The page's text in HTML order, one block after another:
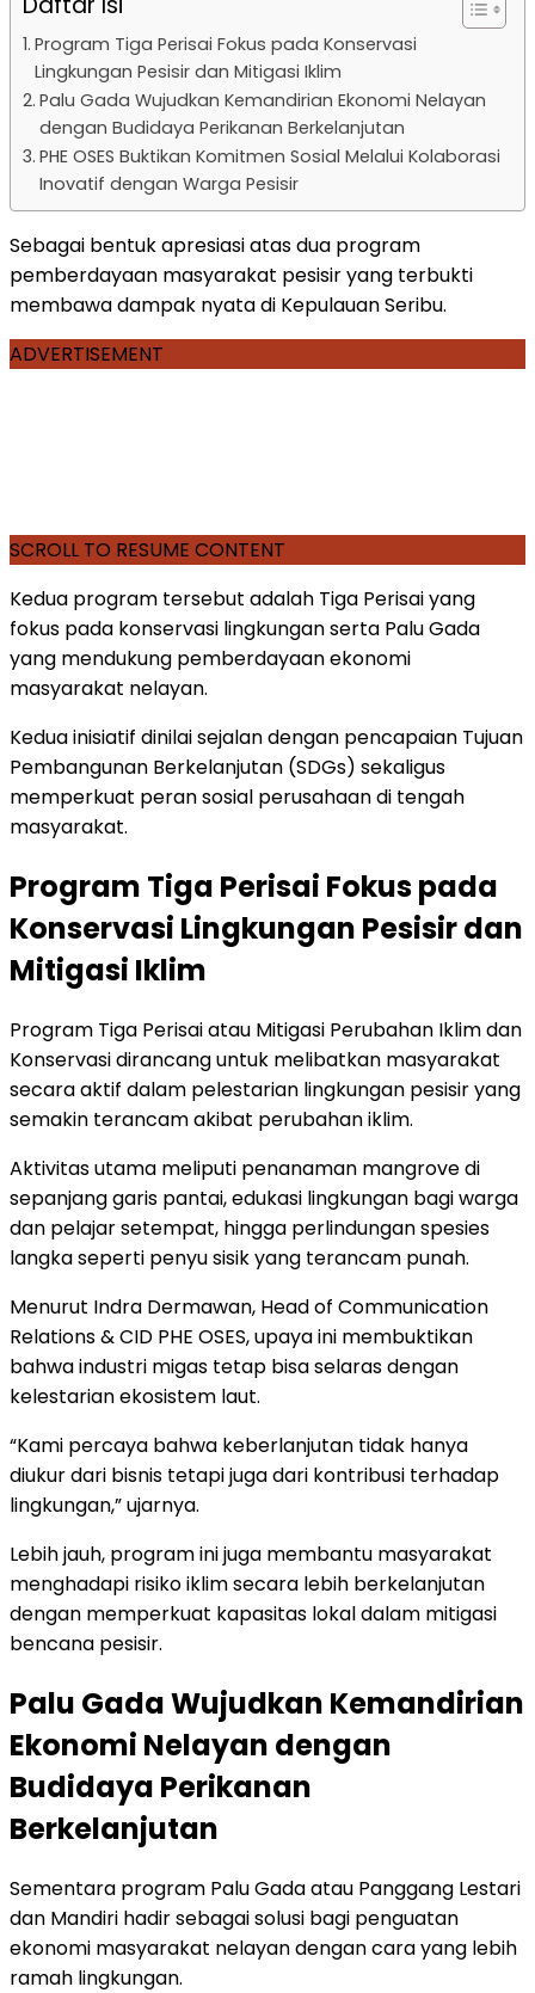
Program Tiga Perisai Fokus pada Konservasi
Lingkungan Pesisir dan Mitigasi Iklim
Palu Gada Wujudkan Kemandirian Ekonomi Nelayan
dengan Budidaya Perikanan Berkelanjutan
PHE OSES Buktikan Komitmen Sosial Melalui Kolaborasi
Inovatif dengan Warga Pesisir
Sebagai bentuk apresiasi atas dua program
pemberdayaan masyarakat pesisir yang terbukti
membawa dampak nyata di Kepulauan Seribu.
ADVERTISEMENT
SCROLL TO RESUME CONTENT
Kedua program tersebut adalah Tiga Perisai yang
fokus pada konservasi lingkungan serta Palu Gada
yang mendukung pemberdayaan ekonomi
masyarakat nelayan.
Kedua inisiatif dinilai sejalan dengan pencapaian Tujuan
Pembangunan Berkelanjutan (SDGs) sekaligus
memperkuat peran sosial perusahaan di tengah
masyarakat.
Program Tiga Perisai Fokus pada
Konservasi Lingkungan Pesisir dan
Mitigasi Iklim
Program Tiga Perisai atau Mitigasi Perubahan Iklim dan
Konservasi dirancang untuk melibatkan masyarakat
secara aktif dalam pelestarian lingkungan pesisir yang
semakin terancam akibat perubahan iklim.
Aktivitas utama meliputi penanaman mangrove di
sepanjang garis pantai, edukasi lingkungan bagi warga
dan pelajar setempat, hingga perlindungan spesies
langka seperti penyu sisik yang terancam punah.
Menurut Indra Dermawan, Head of Communication
Relations & CID PHE OSES, upaya ini membuktikan
bahwa industri migas tetap bisa selaras dengan
kelestarian ekosistem laut.
“Kami percaya bahwa keberlanjutan tidak hanya
diukur dari bisnis tetapi juga dari kontribusi terhadap
lingkungan,” ujarnya.
Lebih jauh, program ini juga membantu masyarakat
menghadapi risiko iklim secara lebih berkelanjutan
dengan memperkuat kapasitas lokal dalam mitigasi
bencana pesisir.
Palu Gada Wujudkan Kemandirian
Ekonomi Nelayan dengan
Budidaya Perikanan
Berkelanjutan
Sementara program Palu Gada atau Panggang Lestari
dan Mandiri hadir sebagai solusi bagi penguatan
ekonomi masyarakat nelayan dengan cara yang lebih
ramah lingkungan.